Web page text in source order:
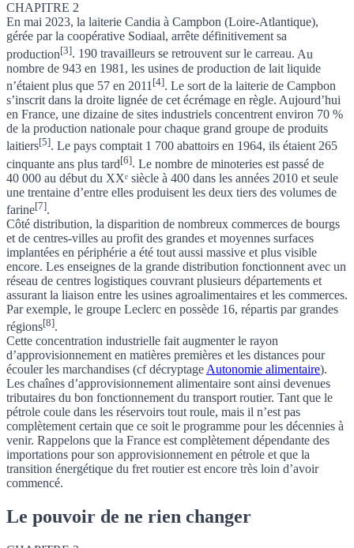
CHAPITRE 2
En mai 2023, la laiterie Candia à Campbon (Loire-Atlantique),
gérée par la coopérative Sodiaal, arrête définitivement sa
production[3]. 190 travailleurs se retrouvent sur le carreau. Au
nombre de 943 en 1981, les usines de production de lait liquide
n’étaient plus que 57 en 2011 [4]. Le sort de la laiterie de Campbon
s’inscrit dans la droite lignée de cet écrémage en règle. Aujourd’hui
en France, une dizaine de sites industriels concentrent environ 70 %
de la production nationale pour chaque grand groupe de produits
laitiers[5]. Le pays comptait 1 700 abattoirs en 1964, ils étaient 265
cinquante ans plus tard[6]. Le nombre de minoteries est passé de
40 000 au début du XXᵉ siècle à 400 dans les années 2010 et seule
une trentaine d’entre elles produisent les deux tiers des volumes de
farine[7].
Côté distribution, la disparition de nombreux commerces de bourgs
et de centres-villes au profit des grandes et moyennes surfaces
implantées en périphérie a été tout aussi massive et plus visible
encore. Les enseignes de la grande distribution fonctionnent avec un
réseau de centres logistiques couvrant plusieurs départements et
assurant la liaison entre les usines agroalimentaires et les commerces.
Par exemple, le groupe Leclerc en possède 16, répartis par grandes
régions[8].
Cette concentration industrielle fait augmenter le rayon
d’approvisionnement en matières premières et les distances pour
écouler les marchandises (cfdécryptageAutonomie alimentaire).
Les chaînes d’approvisionnement alimentaire sont ainsi devenues
tributaires du bon fonctionnement du transport routier. Tant que le
pétrole coule dans les réservoirs tout roule, mais il n’est pas
complètement certain que ce soit le programme pour les décennies à
venir. Rappelons que la France est complètement dépendante des
importations pour son approvisionnement en pétrole et que la
transition énergétique du fret routier est encore très loin d’avoir
commencé.
Le pouvoir de ne rien changer